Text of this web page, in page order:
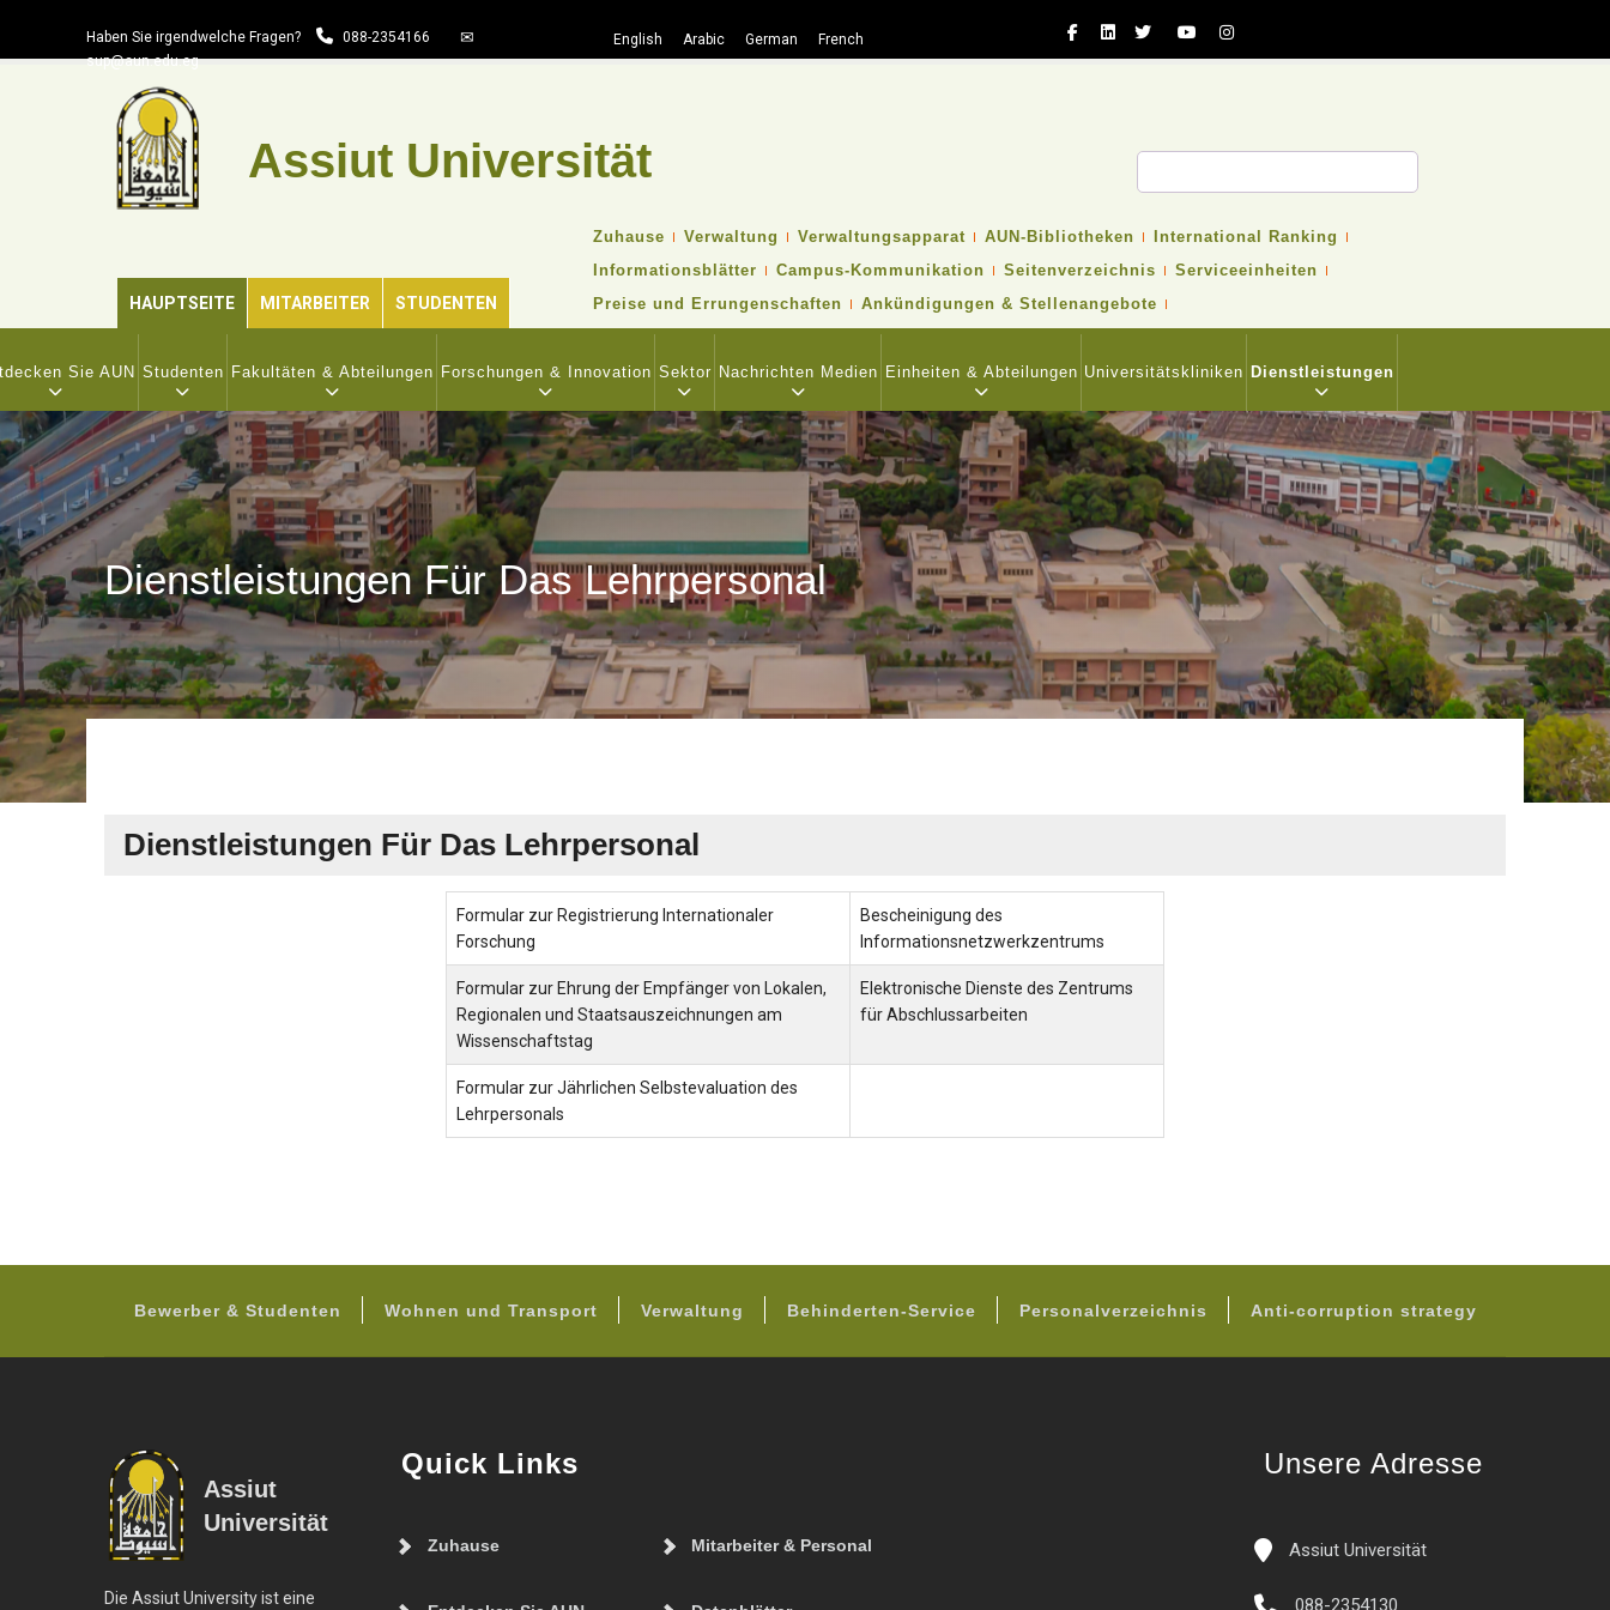
Haben Sie irgendwelche Fragen?
088-2354166
sup@aun.edu.eg
English Arabic German French
Assiut Universität
HAUPTSEITE MITARBEITER STUDENTEN
TOP
NAVIGATION
MENU
Zuhause Verwaltung Verwaltungsapparat AUN-Bibliotheken
International Ranking
Informationsblätter
Campus-Kommunikation Seitenverzeichnis
Serviceeinheiten
Preise und Errungenschaften
Ankündigungen & Stellenangebote
Sie AUN Studenten Fakultäten & Abteilungen Forschungen & Innovation Sektor Nachrichten Medien Einheiten & Abteilungen Universitätskliniken Dienstleistungen
Dienstleistungen Für Das Lehrpersonal
Dienstleistungen Für Das Lehrpersonal
Formular zur Registrierung Internationaler
Forschung
Bescheinigung des
Informationsnetzwerkzentrums
Formular zur Ehrung der Empfänger von Lokalen,
Regionalen und Staatsauszeichnungen am
Wissenschaftstag
Elektronische Dienste des Zentrums
für Abschlussarbeiten
Formular zur Jährlichen Selbstevaluation des
Lehrpersonals
Bewerber & Studenten Wohnen und Transport Verwaltung Behinderten-Service Personalverzeichnis Anti-corruption strategy
Assiut
Universität
Die Assiut University ist eine
Quick Links
Zuhause Mitarbeiter & Personal
Unsere Adresse
Assiut Universität
088-2354130